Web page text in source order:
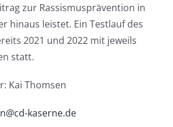
zur Rassismusprävention in
hinaus leistet. Ein Testlauf des
2021 und 2022 mit jeweils
statt.
Kai Thomsen
kaserne.de